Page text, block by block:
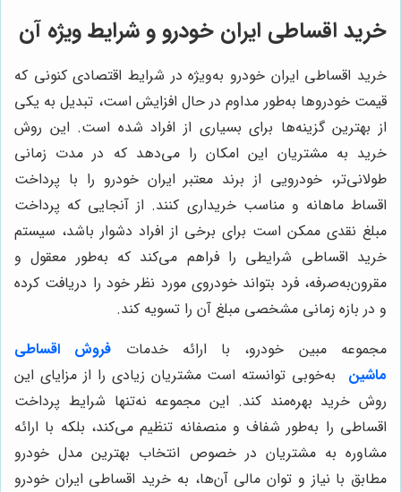
خرید اقساطی ایران خودرو و شرایط ویژه آن
خرید اقساطی ایران خودرو به‌ویژه در شرایط اقتصادی کنونی که
قیمت خودروها به‌طور مداوم در حال افزایش است، تبدیل به یکی
از بهترین گزینه‌ها برای بسیاری از افراد شده است. این روش
خرید به مشتریان این امکان را می‌دهد که در مدت زمانی
طولانی‌تر، خودرویی از برند معتبر ایران خودرو را با پرداخت
اقساط ماهانه و مناسب خریداری کنند. از آنجایی که پرداخت
مبلغ نقدی ممکن است برای برخی از افراد دشوار باشد، سیستم
خرید اقساطی شرایطی را فراهم می‌کند که به‌طور معقول و
مقرون‌به‌صرفه، فرد بتواند خودروی مورد نظر خود را دریافت کرده
و در بازه زمانی مشخصی مبلغ آن را تسویه کند.
مجموعه مبین خودرو، با ارائه خدمات فروش اقساطی
ماشین
به‌خوبی توانسته است مشتریان زیادی را از مزایای این
روش خرید بهره‌مند کند. این مجموعه نه‌تنها شرایط پرداخت
اقساطی را به‌طور شفاف و منصفانه تنظیم می‌کند، بلکه با ارائه
مشاوره به مشتریان در خصوص انتخاب بهترین مدل خودرو
مطابق با نیاز و توان مالی آن‌ها، به خرید اقساطی ایران خودرو